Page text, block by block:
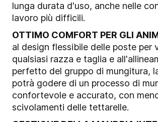
lunga durata d'uso, anche nelle
lavoro più difficili.
OTTIMO COMFORT PER GLI
al design flessibile delle poste per
qualsiasi razza e taglia e
perfetto del gruppo di mungitura,
potrà godere di un processo di
confortevole e accurato, con
scivolamenti delle tettarelle.